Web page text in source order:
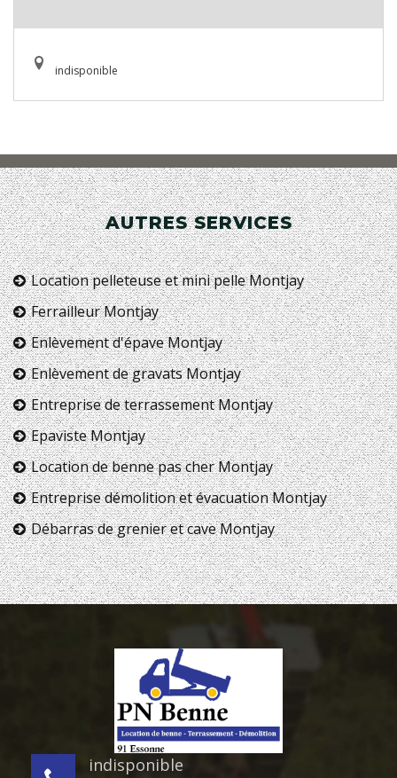
indisponible
AUTRES SERVICES
Location pelleteuse et mini pelle Montjay
Ferrailleur Montjay
Enlèvement d'épave Montjay
Enlèvement de gravats Montjay
Entreprise de terrassement Montjay
Epaviste Montjay
Location de benne pas cher Montjay
Entreprise démolition et évacuation Montjay
Débarras de grenier et cave Montjay
indisponible